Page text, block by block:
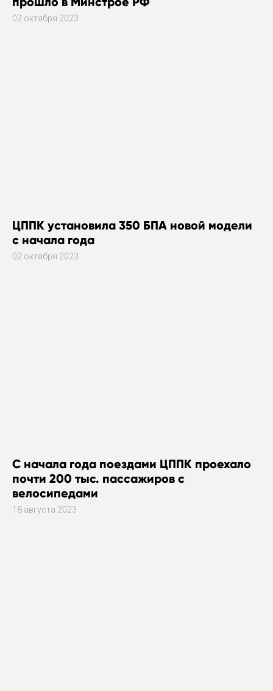
02 октября 2023
ЦППК установила 350 БПА новой модели
с начала года
02 октября 2023
С начала года поездами ЦППК проехало
почти 200 тыс. пассажиров с
велосипедами
18 августа 2023